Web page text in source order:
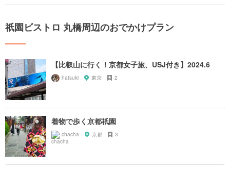
祇園ビストロ 丸橋周辺のおでかけプラン
【比叡山に行く！京都女子旅、USJ付き】2024.6
hatsuki 東京 2
着物で歩く京都祇園
chacha 京都 3